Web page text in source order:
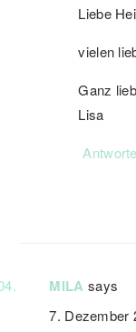
Liebe
vielen
Ganz
Lisa
MILA says
7. Dezember